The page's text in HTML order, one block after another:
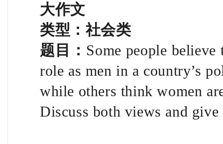
大作文
类型：社会类
题目： Some people
role as men in a country’s
while others think women
Discuss both views and